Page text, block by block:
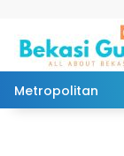
Metropolitan